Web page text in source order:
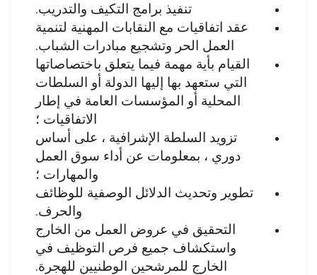
تنفيذ برامج التكيف والتدريب.
عقد اتفاقيات مع النقابات المهنية لتنمية
العمل الحر وتشجيع مبادرات الشباب.
القيام بأية مهمة فيما يتعلق باختصاصاتها
التي ستعهد بها إليها الدولة أو السلطات
المحلية أو المؤسسات العامة في إطار
الاتفاقيات ؛
تزويد السلطة الإشرافية ، على أساس
دوري ، بمعلومات عن أداء سوق العمل
والمهارات ؛
تطوير وتحديث الدلائل الوصفية للوظائف
والحرف.
التحقيق في عروض العمل من الخارج
واستكشاف جميع فرص التوظيف في
الخارج للمرشحين الوطنيين للهجرة.